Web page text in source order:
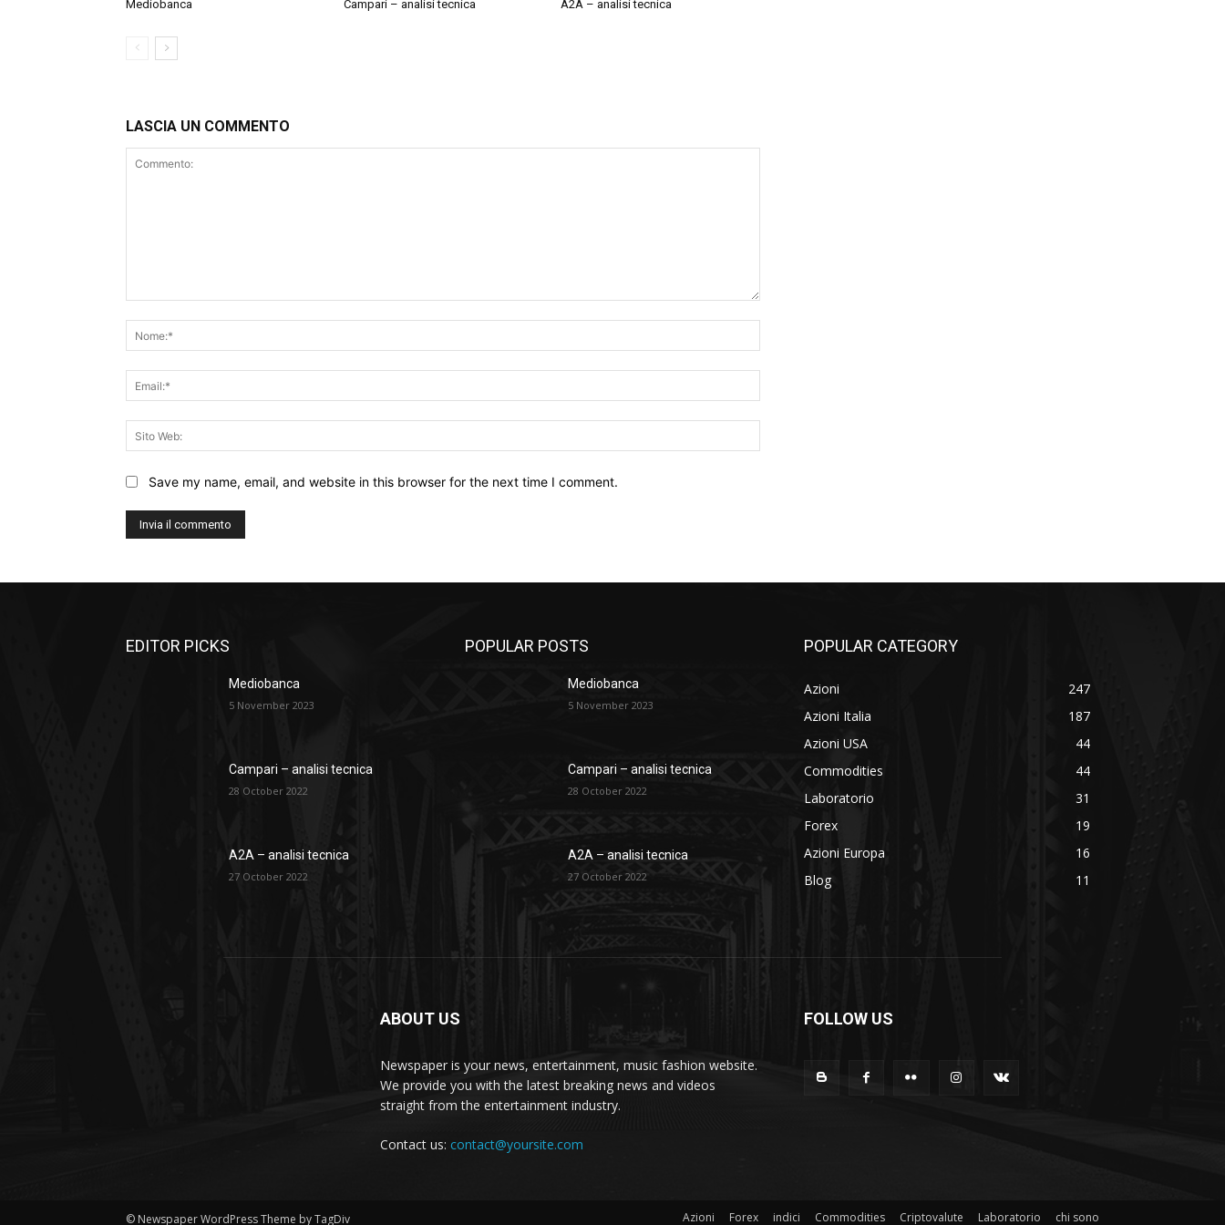
Mediobanca Campari – analisi tecnica A2A – analisi tecnica
LASCIA UN COMMENTO
Web:
Save my name, email, and website in this browser for the next time I comment.
EDITOR PICKS
Mediobanca
5 November 2023
Campari – analisi tecnica
28 October 2022
A2A – analisi tecnica
27 October 2022
POPULAR POSTS
Mediobanca
5 November 2023
Campari – analisi tecnica
28 October 2022
A2A – analisi tecnica
27 October 2022
POPULAR CATEGORY
Azioni
247
Azioni Italia
187
Azioni USA
44
Commodities
44
Laboratorio
31
Forex
19
Azioni Europa
16
Blog
11
ABOUT US
Newspaper is your news, entertainment, music fashion website.
We provide you with the latest breaking news and videos
straight from the entertainment industry.
Contact us: contact@yoursite.com
FOLLOW US
© Newspaper WordPress Theme by TagDiv Azioni Forex indici Commodities Criptovalute Laboratorio chi sono